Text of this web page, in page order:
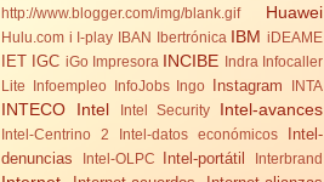
http://www.blogger.com/img/blank.gif
Huawei
Hulu.com i I-play IBAN Ibertrónica IBM iDEAME
IET IGC iGo Impresora INCIBE Indra Infocaller
Lite
Infoempleo InfoJobs Ingo Instagram INTA
INTECO Intel Intel Security Intel-avances
Intel-Centrino 2 Intel-datos económicos
Intel-
denuncias
Intel-OLPC Intel-portátil Interbrand